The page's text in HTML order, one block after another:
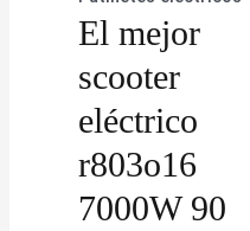
El mejor
scooter
eléctrico
r803o16
7000W 90